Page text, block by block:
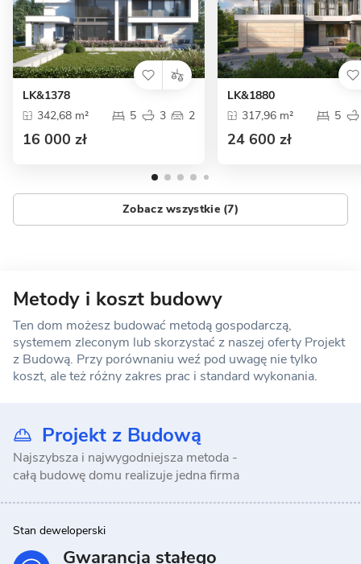
LK&1378
342,68 m²
5 3 2
16 000 zł
LK&1880
317,96 m²
5
24 600 zł
Zobacz wszystkie (7)
Metody i koszt budowy
Ten dom możesz budować metodą gospodarczą,
systemem zleconym lub skorzystać z naszej oferty Projekt
z Budową. Przy porównaniu weź pod uwagę nie tylko
koszt, ale też różny zakres prac i standard wykonania.
Projekt z Budową
Najszybsza i najwygodniejsza metoda -
całą budowę domu realizuje jedna firma
Stan deweloperski
Gwarancja stałego